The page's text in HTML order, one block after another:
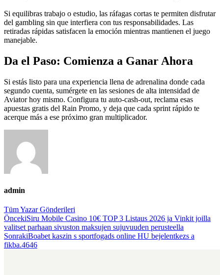
Si equilibras trabajo o estudio, las ráfagas cortas te permiten disfrutar
del gambling sin que interfiera con tus responsabilidades. Las
retiradas rápidas satisfacen la emoción mientras mantienen el juego
manejable.
Da el Paso: Comienza a Ganar Ahora
Si estás listo para una experiencia llena de adrenalina donde cada
segundo cuenta, sumérgete en las sesiones de alta intensidad de
Aviator hoy mismo. Configura tu auto‑cash‑out, reclama esas
apuestas gratis del Rain Promo, y deja que cada sprint rápido te
acerque más a ese próximo gran multiplicador.
admin
Tüm Yazar Gönderileri
Gönderi
navigasyonu
ÖncekiSiru Mobile Casino 10€ TOP 3 Listaus 2026 ja Vinkit joilla
valitset parhaan sivuston maksujen sujuvuuden perusteella
SonrakiBoabet kaszin s sportfogads online HU bejelentkezs a
fikba.4646